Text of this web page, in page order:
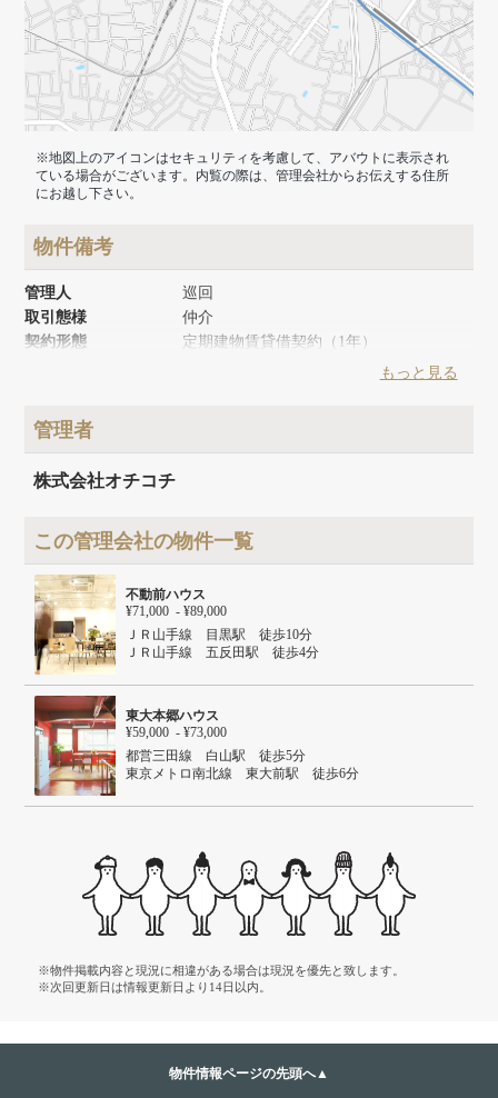
※地図上のアイコンはセキュリティを考慮して、アバウトに表示され
ている場合がございます。内覧の際は、管理会社からお伝えする住所
にお越し下さい。
物件備考
管理人
巡回
取引態様
仲介
契約形態
定期建物賃貸借契約（1年）
建物面積
建物構造
もっと見る
管理者
株式会社オチコチ
この管理会社の物件一覧
不動前ハウス
¥71,000 - ¥89,000
ＪＲ山手線 目黒駅 徒歩10分
ＪＲ山手線 五反田駅 徒歩4分
東急池上線 五反田駅 徒歩14分
東大本郷ハウス
¥59,000 - ¥73,000
都営三田線 白山駅 徒歩5分
東京メトロ南北線 東大前駅 徒歩6分
※物件掲載内容と現況に相違がある場合は現況を優先と致します。
※次回更新日は情報更新日より14日以内。
物件情報ページの先頭へ▲